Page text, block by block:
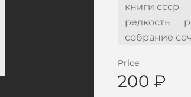
книги ссср
редкость
собрание
Price
200 ₽